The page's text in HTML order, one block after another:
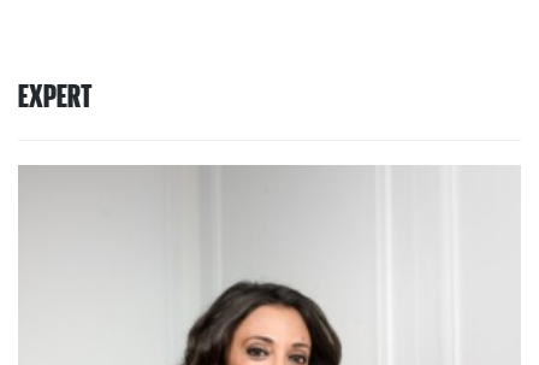
EXPERT